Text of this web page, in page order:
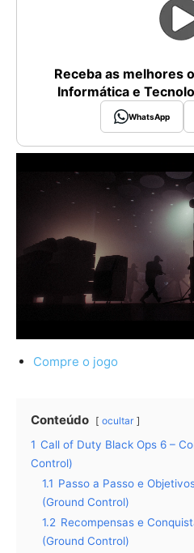
Receba as melhores
Informática e
WhatsApp
Compre o jogo
Conteúdo ocultar
1 Call of Duty Black Ops 6 –
Control)
1.1 Passo a Passo e
(Ground Control)
1.2 Recompensas e
(Ground Control)